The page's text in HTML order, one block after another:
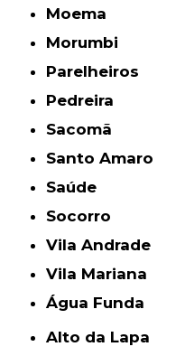
Moema
Morumbi
Parelheiros
Pedreira
Sacomã
Santo Amaro
Saúde
Socorro
Vila Andrade
Vila Mariana
Água Funda
Alto da Lapa